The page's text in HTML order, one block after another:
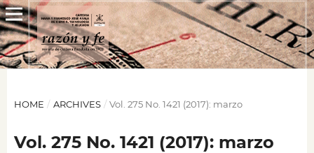
HOME / ARCHIVES / Vol. 275 No. 1421 (2017): marzo
Vol. 275 No. 1421 (2017): marzo